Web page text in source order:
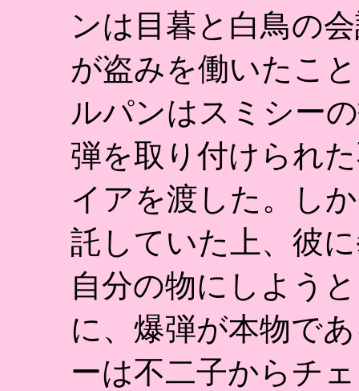
ンは目暮と白鳥の
が盗みを働いたこ
ルパンはスミシー
弾を取り付けられ
イアを渡した。し
託していた上、彼
自分の物にしよう
に、爆弾が本物で
ーは不二子からチ